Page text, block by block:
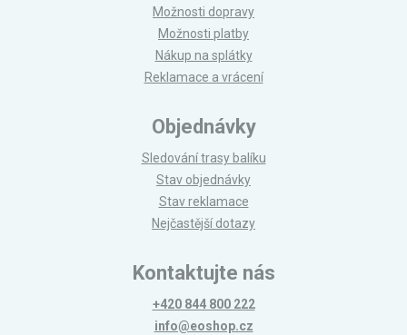
Možnosti dopravy
Možnosti platby
Nákup na splátky
Reklamace a vrácení
Objednávky
Sledování trasy balíku
Stav objednávky
Stav reklamace
Nejčastější dotazy
Kontaktujte nás
+420 844 800 222
info@eoshop.cz